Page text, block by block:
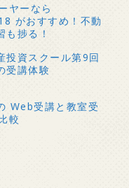
ヤーなら
がおすすめ！不動
捗る！
投資スクール第9回
受講体験
Web受講と教室受
較